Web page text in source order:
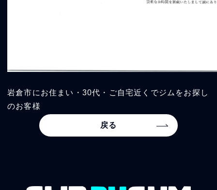
岩倉市にお住まい・30代・ご自宅近くでジムをお探し
のお客様
戻る